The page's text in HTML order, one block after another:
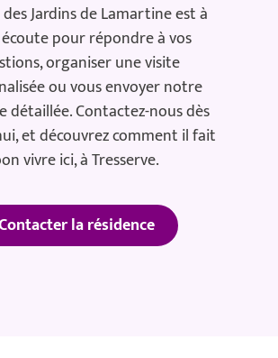
des Jardins de Lamartine est à
pour répondre à vos
organiser une visite
ou vous envoyer notre
détaillée.Contactez-nous dès
et découvrez comment il fait
vivre ici, à Tresserve.
la résidence